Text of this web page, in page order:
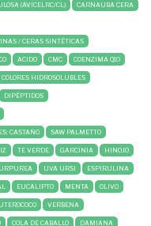
(AVICELRC/CL) CARNAUBA CERA
/ CERAS SINTÉTICAS
ACIDO CMC COENZIMA Q10
HIDROSOLUBLES
DIPÉPTIDOS
CASTAÑO SAW PALMETTO
TE VERDE GARCINIA HINOJO
UVA URSI ESPIRULINA
EUCALIPTO MENTA OLIVO
VERBENA
COLA DE CABALLO DAMIANA